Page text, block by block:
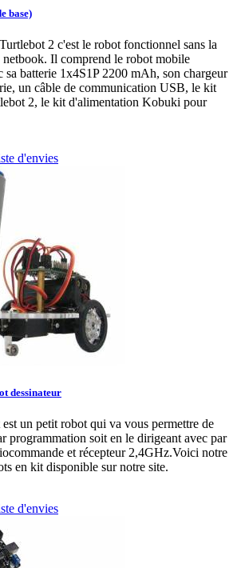
base)
2 c'est le robot fonctionnel sans la
Il comprend le robot mobile
batterie 1x4S1P 2200 mAh, son chargeur
un câble de communication USB, le kit
2, le kit d'alimentation Kobuki pour
d'envies
dessinateur
un petit robot qui va vous permettre de
programmation soit en le dirigeant avec par
et récepteur 2,4GHz.Voici notre
en kit disponible sur notre site.
d'envies